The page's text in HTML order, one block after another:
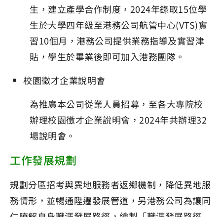
生，建立產學合作制度，2024年錄取15位學
生於大學四年級至港務公司航管中心(VTS)實
習10個月，港務公司提供業務指導及實習津
貼，學生於畢業後即可加入港務團隊。
校園徵才企業說明會
為推廣本公司從業人員招募，至各大專院校
辦理校園徵才企業說明會，2024年共辦理32
場說明會。
工作發展規劃
規劃分區招考與異地服務者返鄉機制，降低異地服
務情形，並暢通陞遷發展管道，另港務公司為讓同